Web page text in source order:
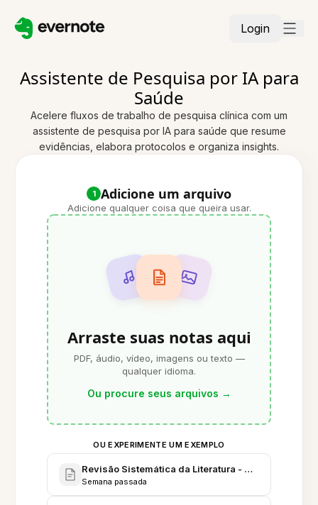
Login
Assistente de Pesquisa por IA para
Saúde
Acelere fluxos de trabalho de pesquisa clínica com um
assistente de pesquisa por IA para saúde que resume
evidências, elabora protocolos e organiza insights.
1 Adicione um arquivo
Adicione qualquer coisa que queira usar.
Arraste suas notas aqui
PDF, áudio, vídeo, imagens ou texto —
qualquer idioma.
Ou procure seus arquivos →
OU EXPERIMENTE UM EXEMPLO
Revisão Sistemática da Literatura -
Semana passada